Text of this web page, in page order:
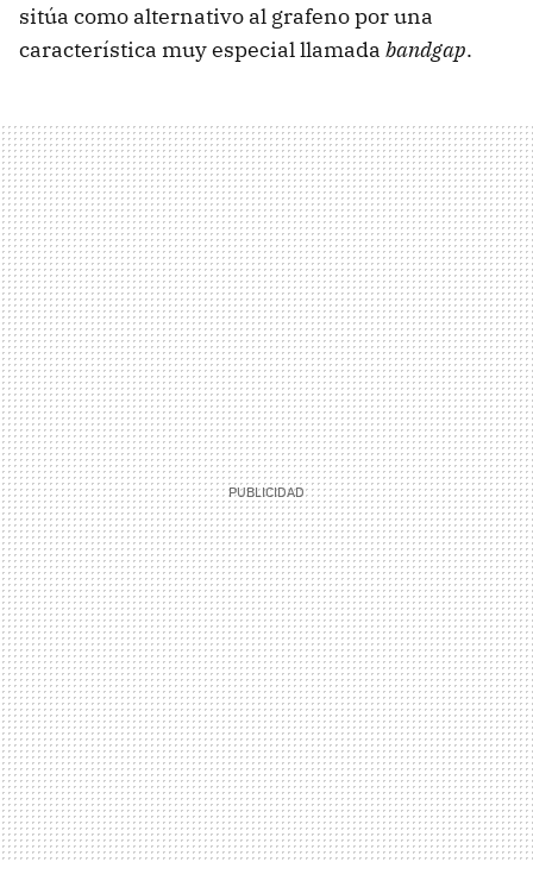
sitúa como alternativo al grafeno por una
característica muy especial llamada bandgap.